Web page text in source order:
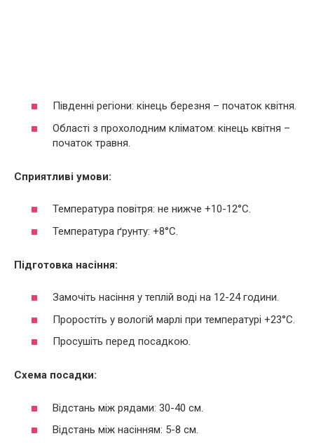
Південні регіони: кінець березня – початок квітня.
Області з прохолодним кліматом: кінець квітня –
початок травня.
Сприятливі умови:
Температура повітря: не нижче +10-12°C.
Температура ґрунту: +8°C.
Підготовка насіння:
Замочіть насіння у теплій воді на 12-24 години.
Проростіть у вологій марлі при температурі +23°C.
Просушіть перед посадкою.
Схема посадки:
Відстань між рядами: 30-40 см.
Відстань між насінням: 5-8 см.